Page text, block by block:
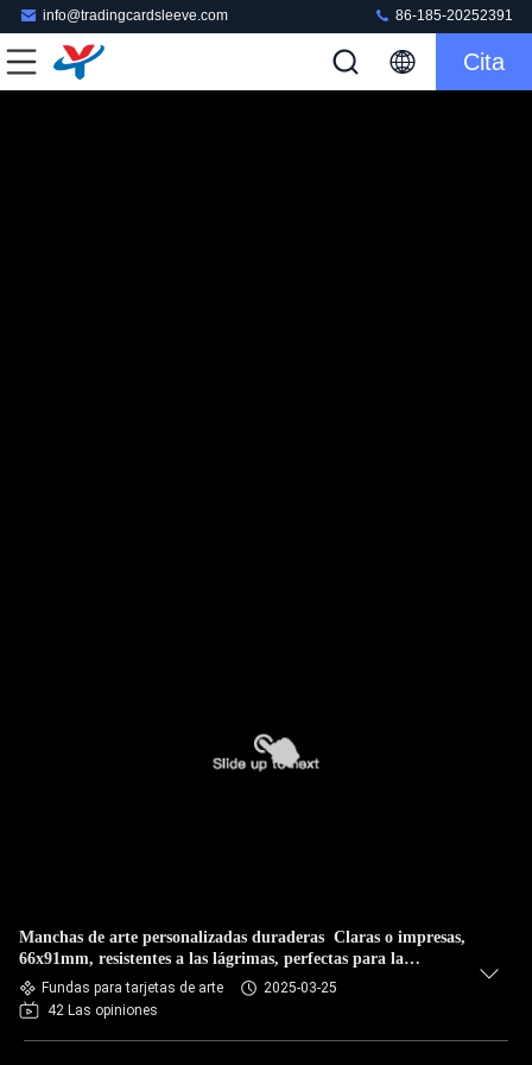
info@tradingcardsleeve.com 86-185-20252391
Cita
Manchas de arte personalizadas duraderas ️ Claras o impresas,
66x91mm, resistentes a las lágrimas, perfectas para la
protección de tarjetas
Fundas para tarjetas de arte
2025-03-25
42 Las opiniones